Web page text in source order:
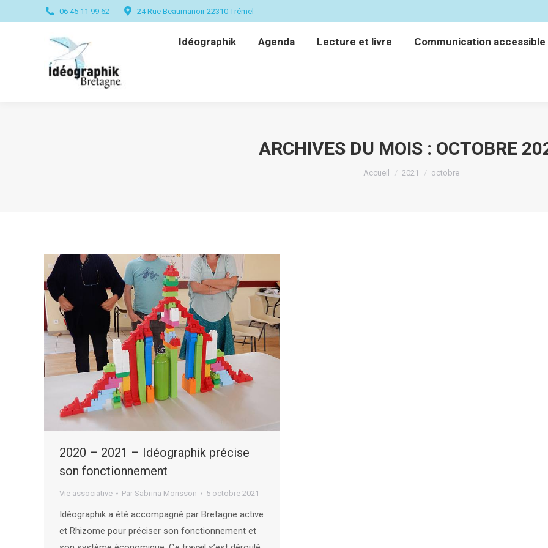
06 45 11 99 62 24 Rue Beaumanoir 22310 Trémel
Idéographik Agenda Lecture et livre Communication accessible
ARCHIVES DU MOIS : OCTOBRE
Vous êtes ici :
Accueil 2021 octobre
2020 – 2021 – Idéographik précise
son fonctionnement
Vie associative Par Sabrina Morisson 5 octobre 2021
Idéographik a été accompagné par Bretagne active
et Rhizome pour préciser son fonctionnement et
Idéographik Agenda Lecture et livre Communication accessible